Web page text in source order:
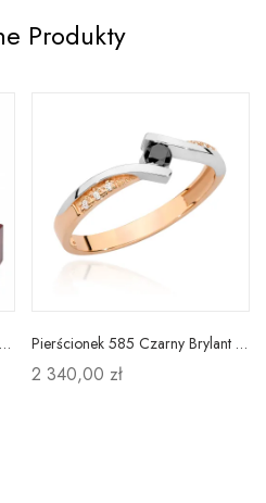
Produkty
Złoty 585 Pierścionek Brązowe Brylanty Prezent Pierścionek 585 Czarny Brylant Różowe Złoto Grawer
2 340,00 zł